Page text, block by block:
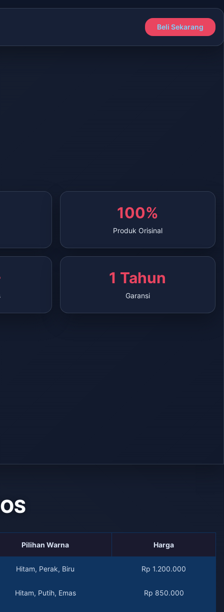
Beli Sekarang
100%
Produk Orisinal
1 Tahun
Garansi
Pilihan Warna Harga
Hitam, Perak, Biru Rp 1.200.000
Hitam, Putih, Emas Rp 850.000